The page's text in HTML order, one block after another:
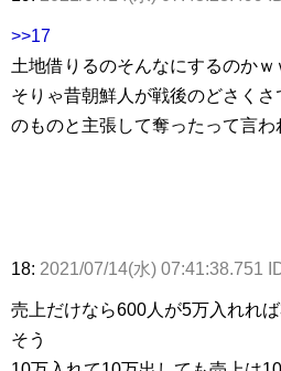
>>17
土地借りるのそんなにするのかｗ
そりゃ昔朝鮮人が戦後のどさく
のものと主張して奪ったって言わ
18: 2021/07/14(水) 07:41:38.751
売上だけなら600人が5万入れれ
そう